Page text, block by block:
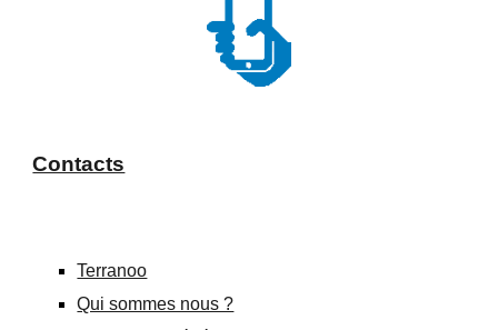
Contacts
Terranoo
Qui sommes nous ?